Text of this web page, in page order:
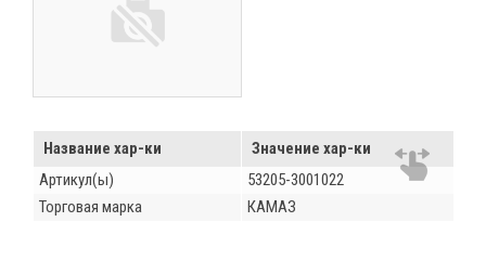
Название хар-ки
Значение хар-ки
Артикул(ы)
53205-3001022
Торговая марка
КАМАЗ